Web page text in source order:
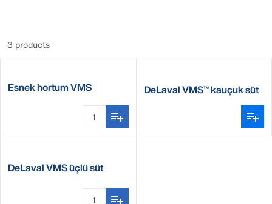
3 products
Esnek hortum VMS DeLaval VMS™ kauçuk süt
DeLaval VMS üçlü süt